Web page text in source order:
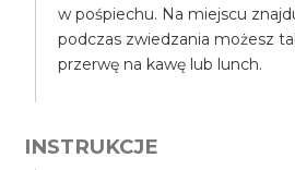
w pośpiechu. Na miejscu
podczas zwiedzania możesz
przerwę na kawę lub lunch.
INSTRUKCJE